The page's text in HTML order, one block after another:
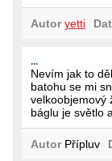
Autor yetti
...
Nevím jak to
batohu se mi
velkoobjemový
báglu je světlo
AutorPřípluv